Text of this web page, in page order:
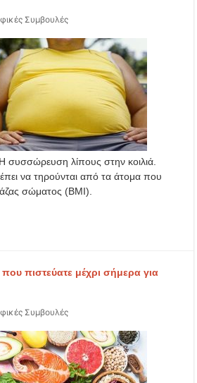
Συμβουλές
συσσώρευση λίπους στην κοιλιά.
να τηρούνται από τα άτομα που
σώματος (ΒΜΙ).
που πιστεύατε μέχρι σήμερα για
Συμβουλές